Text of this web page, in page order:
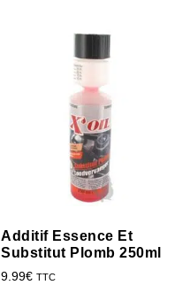
Additif Essence Et
Substitut Plomb 250ml
9.99€ TTC